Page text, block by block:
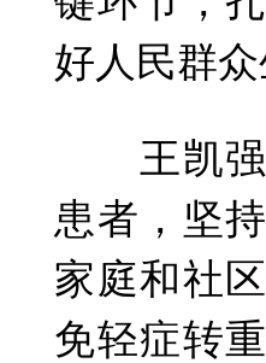
好人民群
王凯强
患者，坚
家庭和社
免轻症转